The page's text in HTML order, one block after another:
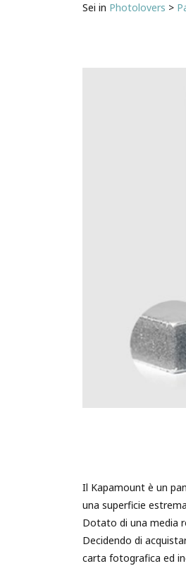
Sei in Photolovers >
Il Kapamount è un
una superficie
Dotato di una media
Decidendo di
carta fotografica ed